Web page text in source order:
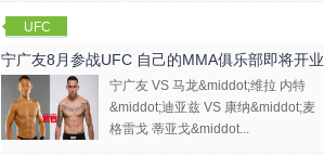
UFC
宁广友8月参战UFC 自己的MMA俱乐部即将开业
宁广友 VS 马龙&middot;维拉 内特
&middot;迪亚兹 VS 康纳&middot;麦
格雷戈 蒂亚戈&middot...